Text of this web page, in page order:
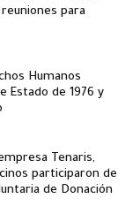
reuniones para
Humanos
Estado de 1976 y
Tenaris,
participaron de
de Donación